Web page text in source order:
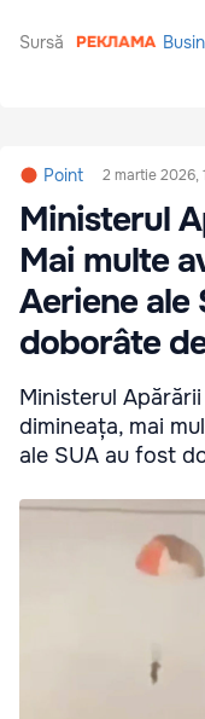
Sursă
Point 2 martie 2026,
Ministerul
Mai multe
Aeriene ale
doborâte
Ministerul
dimineața, mai
ale SUA au fost